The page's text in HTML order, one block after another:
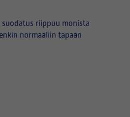
riippuu monista
normaaliin tapaan